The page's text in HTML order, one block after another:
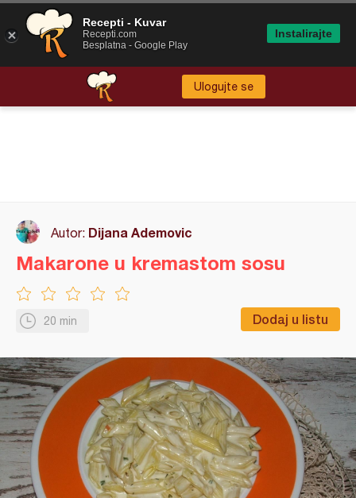
Ulogujte se
Autor: Dijana Ademovic
20 min Dodaj u listu
Makarone u kremastom sosu
Recepti - Kuvar
Recepti.com
Besplatna - Google Play
Instalirajte